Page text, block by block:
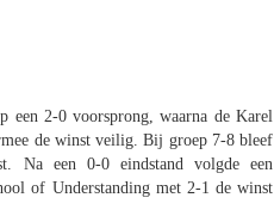
een 2-0 voorsprong, waarna de Karel
de winst veilig. Bij groep 7-8 bleef
Na een 0-0 eindstand volgde een
of Understanding met 2-1 de winst